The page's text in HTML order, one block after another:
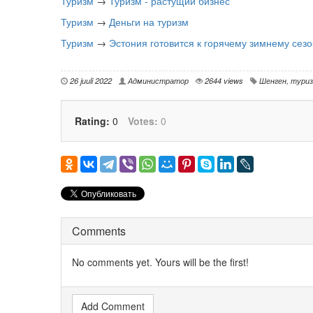
Туризм → Деньги на туризм
Туризм → Эстония готовится к горячему зимнему
26 juuli 2022 Администратор 2644 views Шенген,
Rating: 0 Votes: 0
Comments
No comments yet. Yours will be the first!
Add Comment